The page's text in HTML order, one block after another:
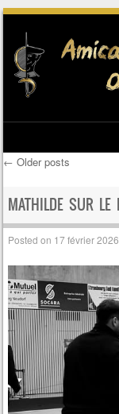
Skip to content
Post
← Older posts
MATHILDE SUR
Posted on 17 février 2026